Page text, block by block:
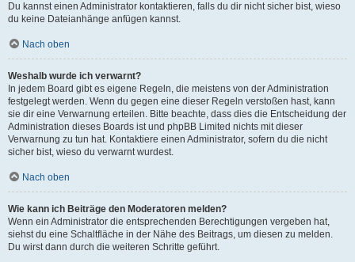
Du kannst einen Administrator kontaktieren, falls du dir nicht sicher bist, wieso
du keine Dateianhänge anfügen kannst.
Nach oben
Weshalb wurde ich verwarnt?
In jedem Board gibt es eigene Regeln, die meistens von der Administration
festgelegt werden. Wenn du gegen eine dieser Regeln verstoßen hast, kann
sie dir eine Verwarnung erteilen. Bitte beachte, dass dies die Entscheidung der
Administration dieses Boards ist und phpBB Limited nichts mit dieser
Verwarnung zu tun hat. Kontaktiere einen Administrator, sofern du die nicht
sicher bist, wieso du verwarnt wurdest.
Nach oben
Wie kann ich Beiträge den Moderatoren melden?
Wenn ein Administrator die entsprechenden Berechtigungen vergeben hat,
siehst du eine Schaltfläche in der Nähe des Beitrags, um diesen zu melden.
Du wirst dann durch die weiteren Schritte geführt.